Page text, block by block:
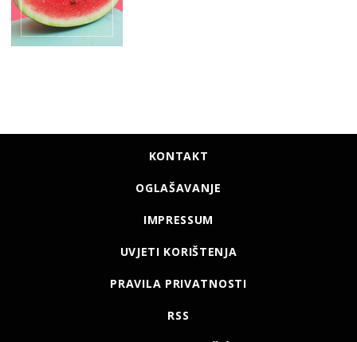
KONTAKT
OGLAŠAVANJE
IMPRESSUM
UVJETI KORIŠTENJA
PRAVILA PRIVATNOSTI
RSS